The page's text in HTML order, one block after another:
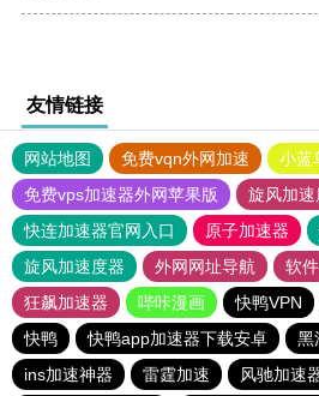
友情链接
网站地图 免费vqn外网加速
小蓝
免费vps加速器外网苹果版
旋风加速
快连加速器官网入口
原子加速器
旋风加速度器
外网网址导航 软
狂飙加速器
哔咔漫画 快鸭VPN
快鸭
快鸭app加速器下载安卓
黑
ins加速神器
雷霆加速 风驰加速